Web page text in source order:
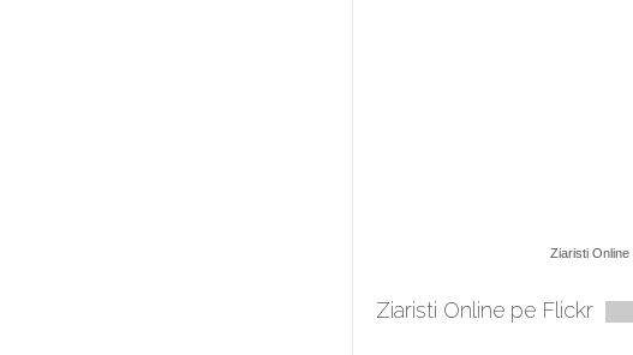
Ziaristi Online
Ziaristi Online pe Flickr